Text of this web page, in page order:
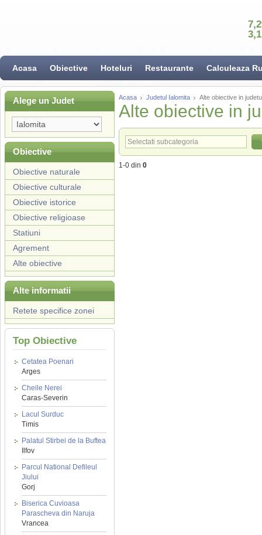
Acasa Obiective Hoteluri Restaurante Calculeaza
Alege un Judet
Obiective
Obiective naturale
Obiective culturale
Obiective istorice
Obiective religioase
Statiuni
Agrement
Alte obiective
Alte informatii
Retete specifice zonei
Top Obiective
Cetatea Poenari
Arges
Cheile Nerei
Caras-Severin
Lacul Surduc
Timis
Palatul Stirbei de la Buftea
Ilfov
Parcul National Defileul
Jiului
Gorj
Biserica Cuvioasa
Parascheva din Naruja
Vrancea
Acasa Judetul Ialomita Alte obiective in
Alte obiective in
1-0 din 0